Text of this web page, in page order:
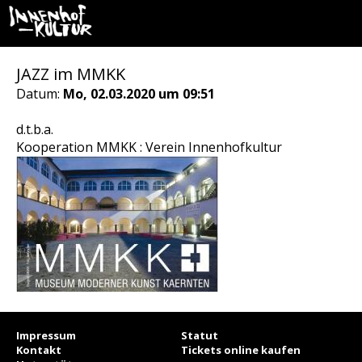
JAZZ im MMKK
Datum: Mo, 02.03.2020 um 09:51
d.t.b.a.
Kooperation MMKK : Verein Innenhofkultur
Impressum
Statut
Kontakt
Tickets online kaufen